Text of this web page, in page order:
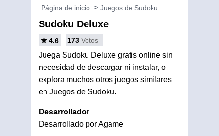
Página de inicio Juegos de Sudoku
Sudoku Deluxe
4.6 173 Votos
Juega Sudoku Deluxe gratis online sin
necesidad de descargar ni instalar, o
explora muchos otros juegos similares
en Juegos de Sudoku.
Desarrollador
Desarrollado por Agame